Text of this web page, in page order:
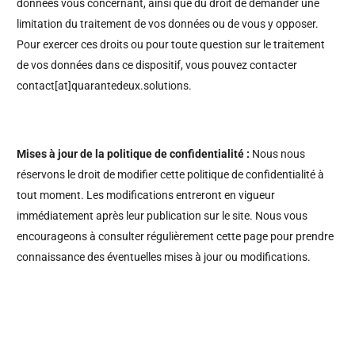
données vous concernant, ainsi que du droit de demander une
limitation du traitement de vos données ou de vous y opposer.
Pour exercer ces droits ou pour toute question sur le traitement
de vos données dans ce dispositif, vous pouvez contacter
contact[at]quarantedeux.solutions.
Mises à jour de la politique de confidentialité : Nous nous
réservons le droit de modifier cette politique de confidentialité à
tout moment. Les modifications entreront en vigueur
immédiatement après leur publication sur le site. Nous vous
encourageons à consulter régulièrement cette page pour prendre
connaissance des éventuelles mises à jour ou modifications.